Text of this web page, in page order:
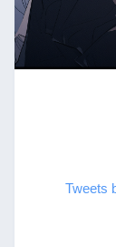
Tweets